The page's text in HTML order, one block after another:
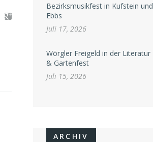
Bezirksmusikfest in Kufstein und
Ebbs
Juli 17, 2026
Wörgler Freigeld in der Literatur
& Gartenfest
Juli 15, 2026
ARCHIV